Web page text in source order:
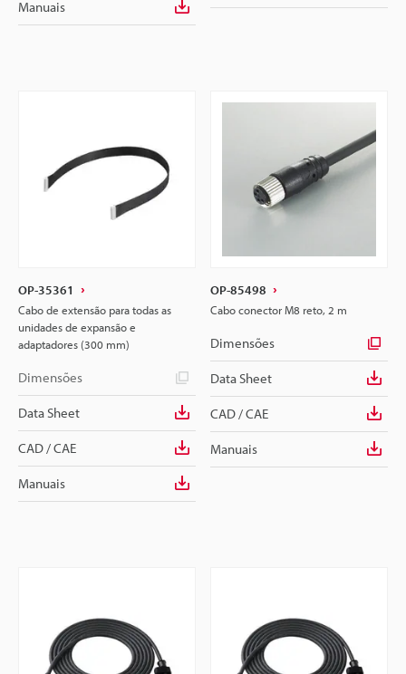
Manuais
OP-35361
Cabo de extensão para todas as
unidades de expansão e
adaptadores (300 mm)
Dimensões
Data Sheet
CAD / CAE
Manuais
OP-85498
Cabo conector M8 reto, 2 m
Dimensões
Data Sheet
CAD / CAE
Manuais